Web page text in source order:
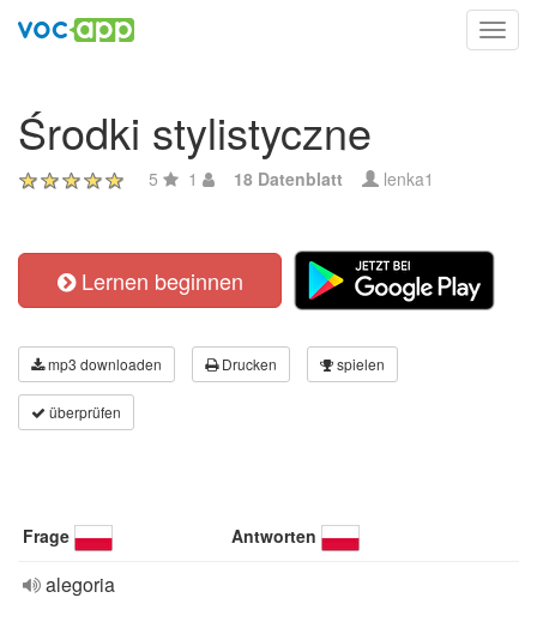
Środki stylistyczne
5 1 18 Datenblatt lenka1
Lernen beginnen
mp3 downloaden Drucken spielen
überprüfen
Frage Antworten
alegoria